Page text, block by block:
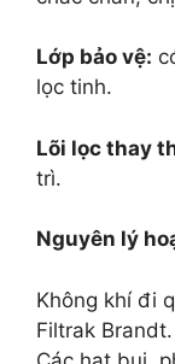
Lớp bảo vệ:
lọc tinh.
Lõi lọc thay
trì.
Nguyên lý
Không khí đi
Filtrak Brandt.